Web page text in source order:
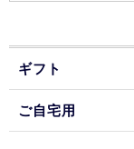
ギフト
ご自宅用